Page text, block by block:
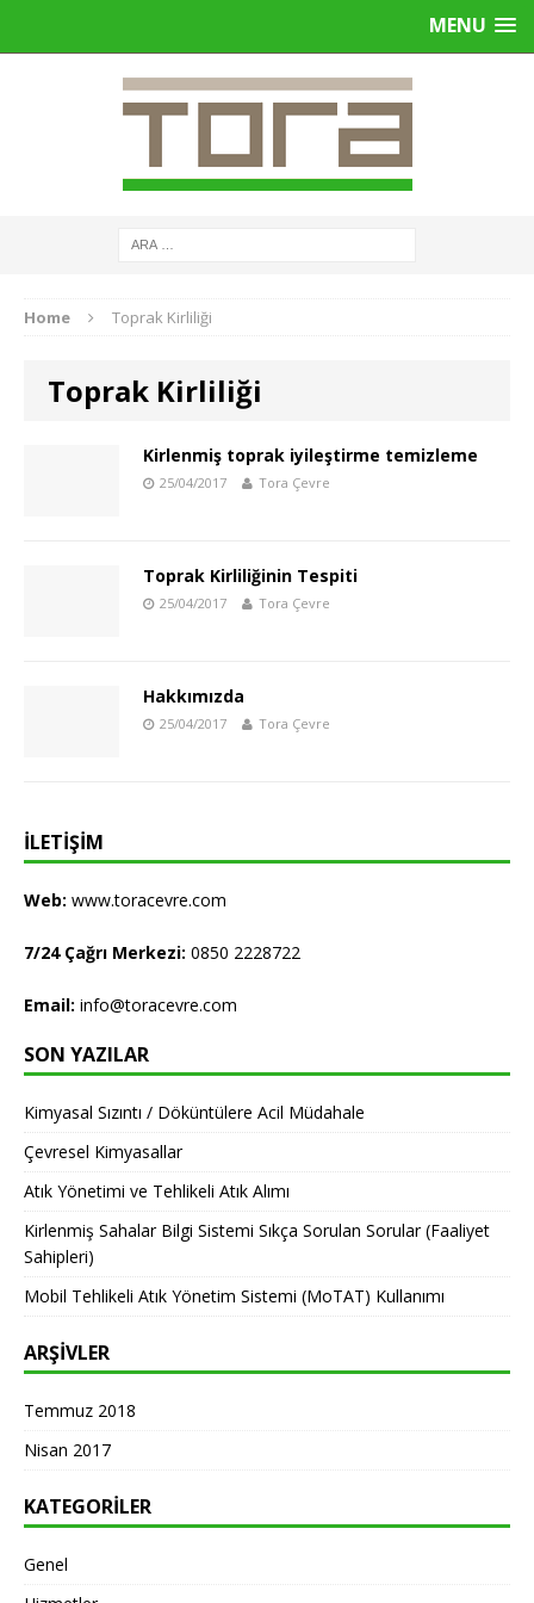
MENU
Home Toprak Kirliliği
Toprak Kirliliği
Kirlenmiş toprak iyileştirme temizleme
25/04/2017 Tora Çevre
Toprak Kirliliğinin Tespiti
25/04/2017 Tora Çevre
Hakkımızda
25/04/2017 Tora Çevre
İLETIŞIM
Web: www.toracevre.com
7/24 Çağrı Merkezi: 0850 2228722
Email: info@toracevre.com
SON YAZILAR
Kimyasal Sızıntı / Döküntülere Acil Müdahale
Çevresel Kimyasallar
Atık Yönetimi ve Tehlikeli Atık Alımı
Kirlenmiş Sahalar Bilgi Sistemi Sıkça Sorulan Sorular (Faaliyet
Sahipleri)
Mobil Tehlikeli Atık Yönetim Sistemi (MoTAT) Kullanımı
ARŞIVLER
Temmuz 2018
Nisan 2017
KATEGORILER
Genel